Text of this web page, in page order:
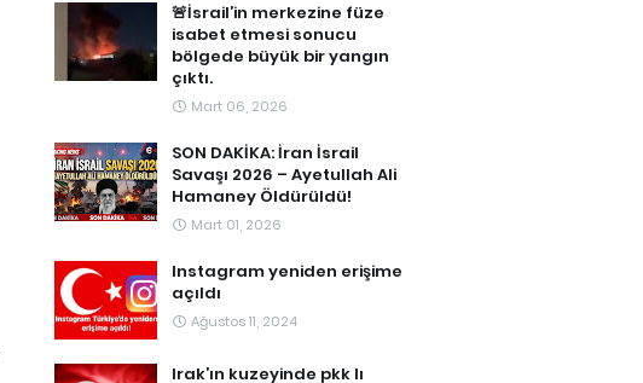
🚨İsrail’in merkezine füze
isabet etmesi sonucu
bölgede büyük bir yangın
çıktı.
Mart 06, 2026
SON DAKİKA: İran İsrail
Savaşı 2026 – Ayetullah Ali
Hamaney Öldürüldü!
Mart 01, 2026
Instagram yeniden erişime
açıldı
Ağustos 11, 2024
Irak’ın kuzeyinde pkk lı